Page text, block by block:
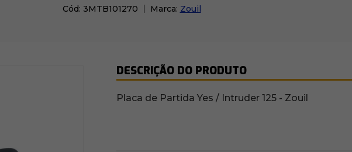
Cód: 3MTB101270 Marca: Zouil
DESCRIÇÃO DO PRODUTO
Placa de Partida Yes / Intruder 125 - Zouil